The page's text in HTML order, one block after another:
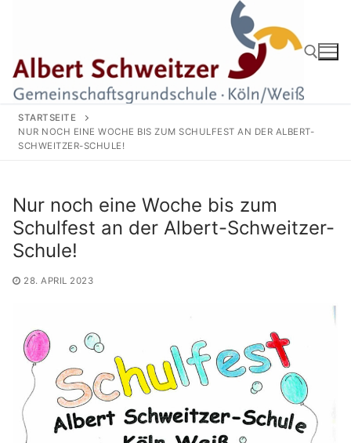
STARTSEITE
NUR NOCH EINE WOCHE BIS ZUM SCHULFEST AN DER ALBERT-
SCHWEITZER-SCHULE!
Nur noch eine Woche bis zum
Schulfest an der Albert-Schweitzer-
Schule!
28. APRIL 2023